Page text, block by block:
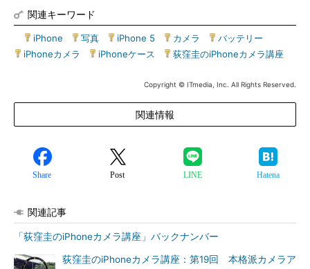
関連キーワード
iPhone 写真 iPhone 5 カメラ バッテリー
iPhoneカメラ
iPhoneケース 荻窪圭のiPhoneカメラ講座
Copyright © ITmedia, Inc. All Rights Reserved.
関連情報
Share Post LINE Hatena
関連記事
「荻窪圭のiPhoneカメラ講座」バックナンバー
荻窪圭のiPhoneカメラ講座：第19回 本格派カメラア